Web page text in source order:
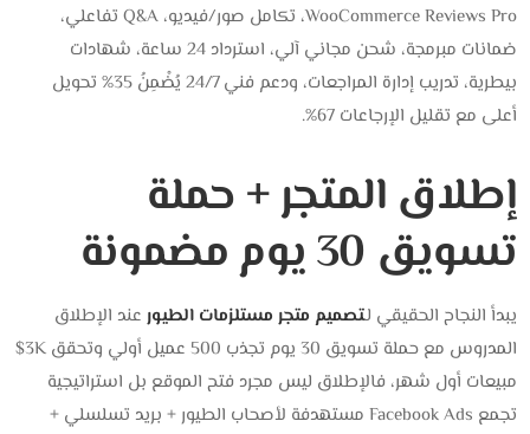
WooCommerce Reviews Pro، تكامل صور/فيديو، Q&A تفاعلي،
ضمانات مبرمجة، شحن مجاني آلي، استرداد 24 ساعة، شهادات
بيطرية، تدريب إدارة المراجعات، ودعم فني 24/7 يُضْمِنُ 35% تحويل
أعلى مع تقليل الإرجاعات 67%.
إطلاق المتجر + حملة
تسويق 30 يوم مضمونة
يبدأ النجاح الحقيقي لـتصميم متجر مستلزمات الطيور عند الإطلاق
المدروس مع حملة تسويق 30 يوم تجذب 500 عميل أولي وتحقق 3K$
مبيعات أول شهر، فالإطلاق ليس مجرد فتح الموقع بل استراتيجية
تجمع Facebook Ads مستهدفة لأصحاب الطيور + بريد تسلسلي +